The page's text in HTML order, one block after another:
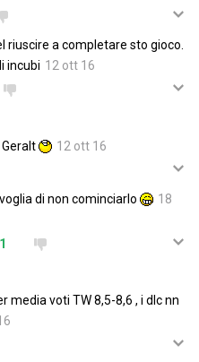
riuscire a completare sto gioco.
incubi 12 ott 16
12 ott 16
di non cominciarlo
18
1
media voti TW 8,5-8,6 , i dlc nn